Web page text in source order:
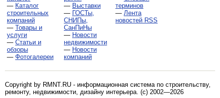
— Каталог
строительных
компаний
— Товары и
услуги
— Статьи и
обзоры
— Фотогалереи
— Выставки
— ГОСТы,
СНИПы,
СанПиНы
— Новости
недвижимости
— Новости
компаний
терминов
— Лента
новостей RSS
Copyright by RMNT.RU - информационная система по строительству,
ремонту, недвижимости, дизайну интерьера. (c) 2002—2026